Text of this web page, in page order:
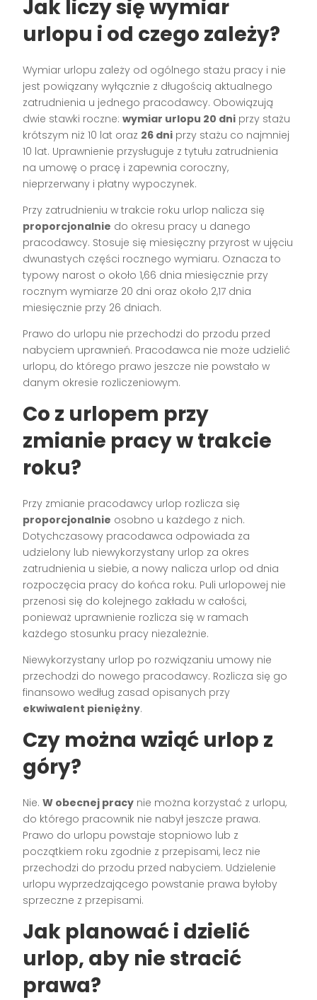
Jak liczy się wymiar
urlopu i od czego zależy?
Wymiar urlopu zależy od ogólnego stażu pracy i nie
jest powiązany wyłącznie z długością aktualnego
zatrudnienia u jednego pracodawcy. Obowiązują
dwie stawki roczne:wymiar urlopu 20 dni przy stażu
krótszym niż 10 lat oraz 26 dni przy stażu co najmniej
10 lat. Uprawnienie przysługuje z tytułu zatrudnienia
na umowę o pracę i zapewnia coroczny,
nieprzerwany i płatny wypoczynek.
Przy zatrudnieniu w trakcie roku urlop nalicza się
proporcjonalnie do okresu pracy u danego
pracodawcy. Stosuje się miesięczny przyrost w ujęciu
dwunastych części rocznego wymiaru. Oznacza to
typowy narost o około 1,66 dnia miesięcznie przy
rocznym wymiarze 20 dni oraz około 2,17 dnia
miesięcznie przy 26 dniach.
Prawo do urlopu nie przechodzi do przodu przed
nabyciem uprawnień. Pracodawca nie może udzielić
urlopu, do którego prawo jeszcze nie powstało w
danym okresie rozliczeniowym.
Co z urlopem przy
zmianie pracy w trakcie
roku?
Przy zmianie pracodawcy urlop rozlicza się
proporcjonalnie osobno u każdego z nich.
Dotychczasowy pracodawca odpowiada za
udzielony lub niewykorzystany urlop za okres
zatrudnienia u siebie, a nowy nalicza urlop od dnia
rozpoczęcia pracy do końca roku. Puli urlopowej nie
przenosi się do kolejnego zakładu w całości,
ponieważ uprawnienie rozlicza się w ramach
każdego stosunku pracy niezależnie.
Niewykorzystany urlop po rozwiązaniu umowy nie
przechodzi do nowego pracodawcy. Rozlicza się go
finansowo według zasad opisanych przy
ekwiwalent pieniężny.
Czy można wziąć urlop z
góry?
Nie.W obecnej pracy nie można korzystać z urlopu,
do którego pracownik nie nabył jeszcze prawa.
Prawo do urlopu powstaje stopniowo lub z
początkiem roku zgodnie z przepisami, lecz nie
przechodzi do przodu przed nabyciem. Udzielenie
urlopu wyprzedzającego powstanie prawa byłoby
sprzeczne z przepisami.
Jak planować i dzielić
urlop, aby nie stracić
prawa?